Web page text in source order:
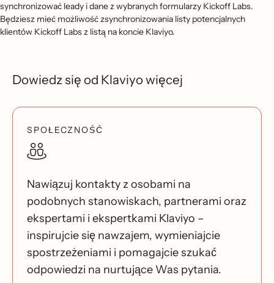
synchronizować leady i dane z wybranych formularzy Kickoff Labs.
Będziesz mieć możliwość zsynchronizowania listy potencjalnych
klientów Kickoff Labs z listą na koncie Klaviyo.
Dowiedz się od Klaviyo więcej
SPOŁECZNOŚĆ
Nawiązuj kontakty z osobami na
podobnych stanowiskach, partnerami oraz
ekspertami i ekspertkami Klaviyo –
inspirujcie się nawzajem, wymieniajcie
spostrzeżeniami i pomagajcie szukać
odpowiedzi na nurtujące Was pytania.